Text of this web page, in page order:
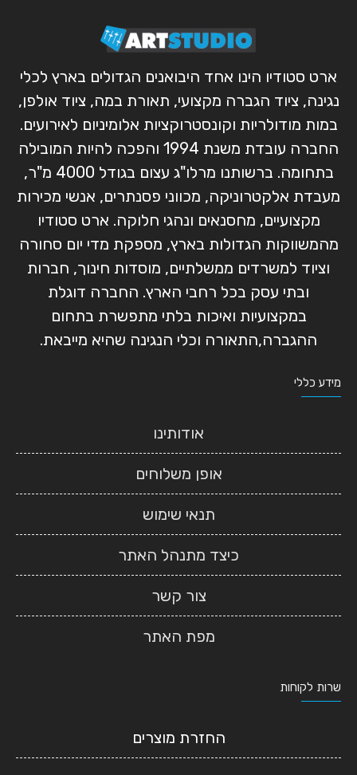
ארט סטודיו הינו אחד היבואנים הגדולים בארץ לכלי
נגינה, ציוד הגברה מקצועי, תאורת במה, ציוד אולפן,
במות מודולריות וקונסטרוקציות אלומיניום לאירועים.
החברה עובדת משנת 1994 והפכה להיות המובילה
בתחומה. ברשותנו מרלו"ג עצום בגודל 4000 מ"ר,
מעבדת אלקטרוניקה, מכווני פסנתרים, אנשי מכירות
מקצועיים, מחסנאים ונהגי חלוקה. ארט סטודיו
מהמשווקות הגדולות בארץ, מספקת מדי יום סחורה
וציוד למשרדים ממשלתיים, מוסדות חינוך, חברות
ובתי עסק בכל רחבי הארץ. החברה דוגלת
במקצועיות ואיכות בלתי מתפשרת בתחום
ההגברה,התאורה וכלי הנגינה שהיא מייבאת.
מידע כללי
אודותינו
אופן משלוחים
תנאי שימוש
כיצד מתנהל האתר
צור קשר
מפת האתר
שרות לקוחות
החזרת מוצרים